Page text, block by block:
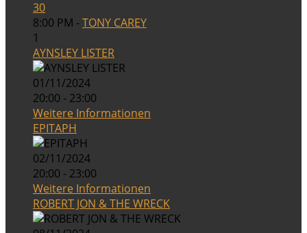
30
8:00 PM -TONY CAREY
1
AYNSLEY LISTER
01/11/2024
20:00 - 23:00
Weitere Informationen
EPITAPH
02/11/2024
20:00 - 23:00
Weitere Informationen
ROBERT JON & THE WRECK